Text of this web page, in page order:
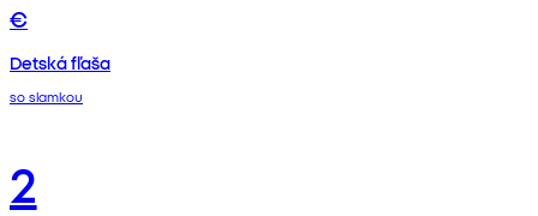
€
Detská fľaša
so slamkou
2